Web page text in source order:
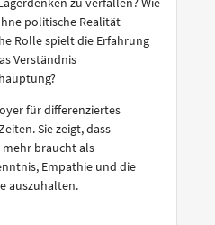
politische Realität
Rolle spielt die Erfahrung
Verständnis
für differenziertes
Sie zeigt, dass
braucht als
Empathie und die
auszuhalten.